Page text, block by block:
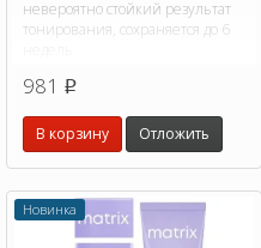
невероятно стойкий результат
тонирования, сохраняется до 6
981 p
В корзину Отложить
Новинка